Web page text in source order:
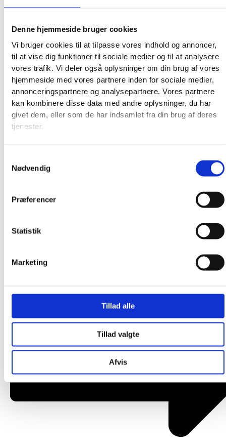
Denne hjemmeside bruger cookies
Vi bruger cookies til at tilpasse vores indhold og annoncer,
til at vise dig funktioner til sociale medier og til at analysere
vores trafik. Vi deler også oplysninger om din brug af vores
hjemmeside med vores partnere inden for sociale medier,
annonceringspartnere og analysepartnere. Vores partnere
kan kombinere disse data med andre oplysninger, du har
givet dem, eller som de har indsamlet fra din brug af deres
tjenester.
Nødvendig
Præferencer
Statistik
Marketing
Tillad alle
Tillad valgte
Afvis
Broderkits
Istex strikkegarn
Smukke islandske uldtæpper fra Ístex
Om os